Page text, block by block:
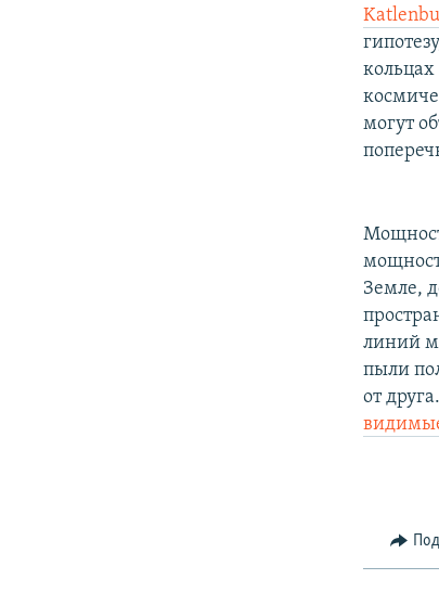
могут
Земле,
линий
пыли
от